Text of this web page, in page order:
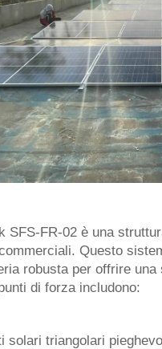
SFS-FR-02 è una
Questo
robusta per offrire
di forza includono:
solari triangolari